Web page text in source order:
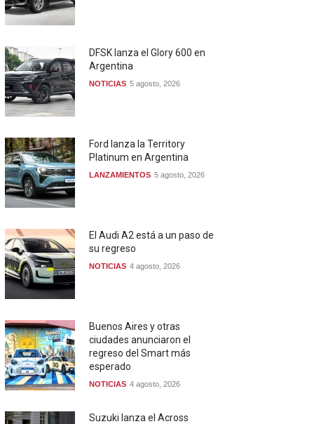
DFSK lanza el Glory 600 en
Argentina
NOTICIAS 5 agosto, 2026
Ford lanza la Territory
Platinum en Argentina
LANZAMIENTOS 5 agosto, 2026
El Audi A2 está a un paso de
su regreso
NOTICIAS 4 agosto, 2026
Buenos Aires y otras
ciudades anunciaron el
regreso del Smart más
esperado
NOTICIAS 4 agosto, 2026
Suzuki lanza el Across